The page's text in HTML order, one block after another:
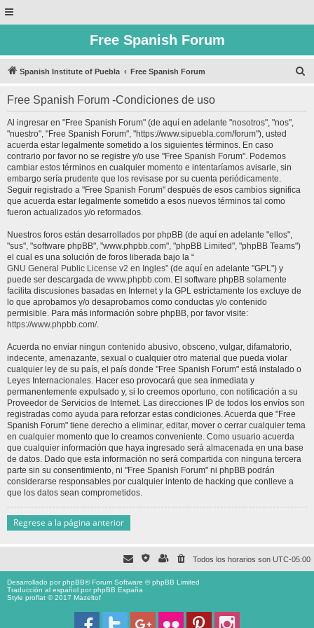
Free Spanish Forum
Spanish Institute of Puebla Free Spanish Forum
Free Spanish Forum -Condiciones de uso
Al ingresar en "Free Spanish Forum" (de aquí en adelante "nosotros", "nos",
"nuestro", "Free Spanish Forum", "https://www.sipuebla.com/forum"), usted
acuerda estar legalmente sometido a los siguientes términos. En caso
contrario por favor no se registre y/o use "Free Spanish Forum". Podemos
cambiar estos términos en cualquier momento e intentaríamos avisarle, sin
embargo sería prudente que los revisase por su cuenta periódicamente.
Seguir registrado a "Free Spanish Forum" después de esos cambios significa
que acuerda estar legalmente sometido a esos nuevos términos tal como
fueron actualizados y/o reformados.
Nuestros foros están desarrollados por phpBB (de aquí en adelante "ellos",
"sus", "software phpBB", "www.phpbb.com", "phpBB Limited", "phpBB Teams")
el cual es una solución de foros liberada bajo la “
GNU General Public License v2 en Ingles” (de aquí en adelante "GPL") y
puede ser descargada de www.phpbb.com. El software phpBB solamente
facilita discusiones basadas en Internet y la GPL estrictamente los excluye de
lo que aprobamos y/o desaprobamos como conductas y/o contenido
permisible. Para más información sobre phpBB, por favor visite:
https://www.phpbb.com/.
Acuerda no enviar ningun contenido abusivo, obsceno, vulgar, difamatorio,
indecente, amenazante, sexual o cualquier otro material que pueda violar
cualquier ley de su país, el país donde "Free Spanish Forum" está instalado o
Leyes Internacionales. Hacer eso provocará que sea inmediata y
permanentemente expulsado y, si lo creemos oportuno, con notificación a su
Proveedor de Servicios de Internet. Las direcciones IP de todos los envíos son
registradas como ayuda para reforzar estas condiciones. Acuerda que "Free
Spanish Forum" tiene derecho a eliminar, editar, mover o cerrar cualquier tema
en cualquier momento que lo creamos conveniente. Como usuario acuerda
que cualquier información que haya ingresado será almacenada en una base
de datos. Dado que esta información no será compartida con ninguna tercera
parte sin su consentimiento, ni "Free Spanish Forum" ni phpBB podrán
considerarse responsables por cualquier intento de hacking que conlleve a
que los datos sean comprometidos.
Regrese a la página anterior
Todos los horarios son UTC-05:00
Desarrollado porphpBB® Forum Software © phpBB Limited
Traducción al español porphpBB España
Style proflat © 2017 Mazeltof